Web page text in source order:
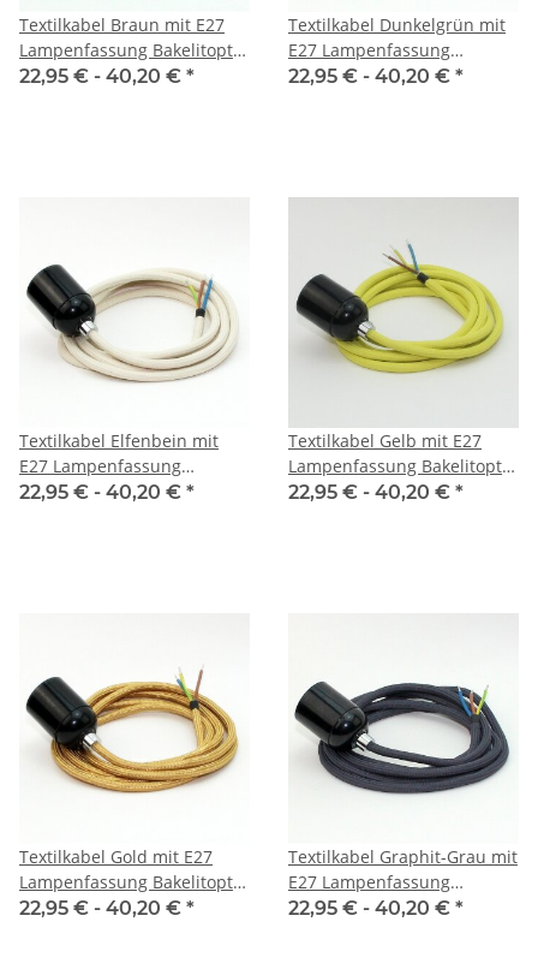
Textilkabel Braun mit E27
Lampenfassung Bakelitoptik
schwarz und Zugentlastung
22,95 € - 40,20 € *
Textilkabel Dunkelgrün mit
E27 Lampenfassung
Bakelitoptik schwarz und
22,95 € - 40,20 € *
Textilkabel Elfenbein mit
E27 Lampenfassung
Bakelitoptik schwarz und
22,95 € - 40,20 € *
Textilkabel Gelb mit E27
Lampenfassung Bakelitoptik
schwarz und Zugentlastung
22,95 € - 40,20 € *
Textilkabel Gold mit E27
Lampenfassung Bakelitoptik
schwarz und Zugentlastung
22,95 € - 40,20 € *
Textilkabel Graphit-Grau mit
E27 Lampenfassung
Bakelitoptik schwarz und
22,95 € - 40,20 € *